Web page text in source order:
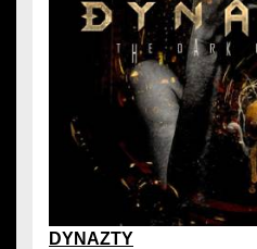
DYNAZTY